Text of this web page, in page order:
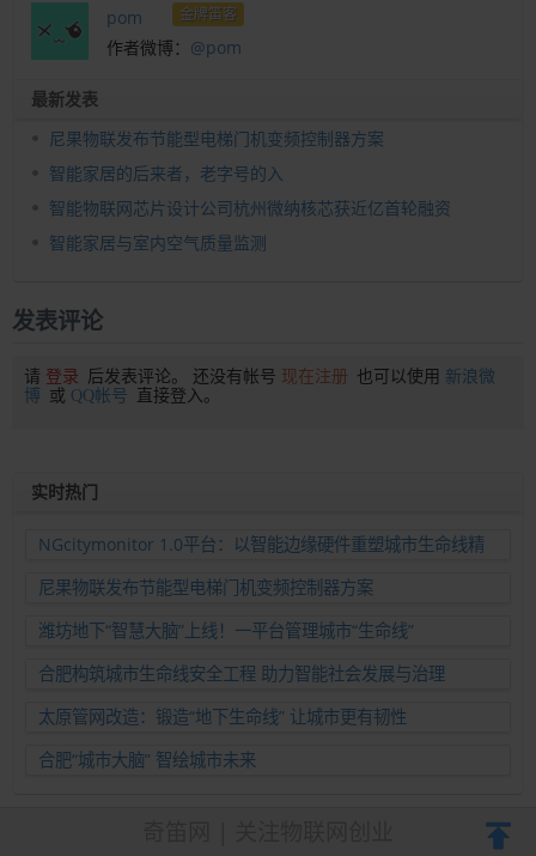
pom 金牌笛客
作者微博： @pom
最新发表
尼果物联发布节能型电梯门机变频控制器方案
智能家居的后来者，老字号的入
智能物联网芯片设计公司杭州微纳核芯获近亿首轮融资
智能家居与室内空气质量监测
发表评论
请 登录 后发表评论。 还没有帐号 现在注册 也可以使用 新浪微
博 或 QQ帐号 直接登入。
实时热门
NGcitymonitor 1.0平台：以智能边缘硬件重塑城市生命线精
尼果物联发布节能型电梯门机变频控制器方案
潍坊地下“智慧大脑”上线！一平台管理城市“生命线”
合肥构筑城市生命线安全工程 助力智能社会发展与治理
太原管网改造：锻造“地下生命线” 让城市更有韧性
合肥“城市大脑” 智绘城市未来